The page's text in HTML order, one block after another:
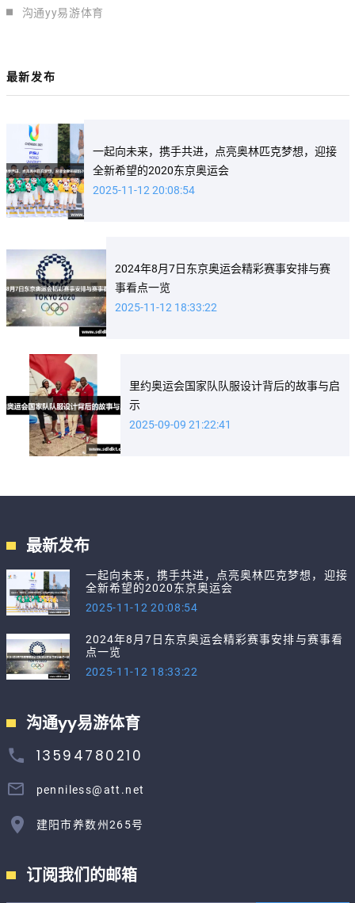
沟通yy易游体育
最新发布
一起向未来，携手共进，点亮奥林匹克梦想，迎接
全新希望的2020东京奥运会
2025-11-12 20:08:54
2024年8月7日东京奥运会精彩赛事安排与赛
事看点一览
2025-11-12 18:33:22
里约奥运会国家队队服设计背后的故事与启
示
2025-09-09 21:22:41
最新发布
一起向未来，携手共进，点亮奥林匹克梦想，迎接
全新希望的2020东京奥运会
2025-11-12 20:08:54
2024年8月7日东京奥运会精彩赛事安排与赛事看
点一览
2025-11-12 18:33:22
沟通yy易游体育
13594780210
penniless@att.net
建阳市养数州265号
订阅我们的邮箱